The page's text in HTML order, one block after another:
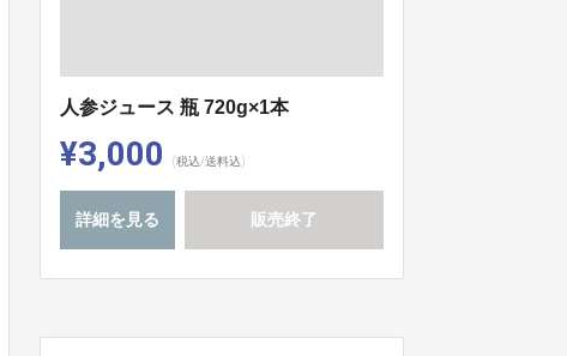
人参ジュース 瓶 720g×1本
¥3,000 (税込/送料込)
詳細を見る 販売終了